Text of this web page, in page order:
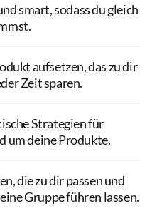
smart, sodass du gleich
aufsetzen, das zu dir
Zeit sparen.
Strategien für
um deine Produkte.
die zu dir passen und
Gruppe führen lassen.